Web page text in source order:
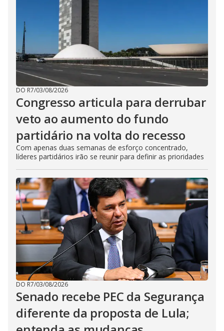
DO R7/03/08/2026
Congresso articula para derrubar
veto ao aumento do fundo
partidário na volta do recesso
Com apenas duas semanas de esforço concentrado,
líderes partidários irão se reunir para definir as prioridades
DO R7/03/08/2026
Senado recebe PEC da Segurança
diferente da proposta de Lula;